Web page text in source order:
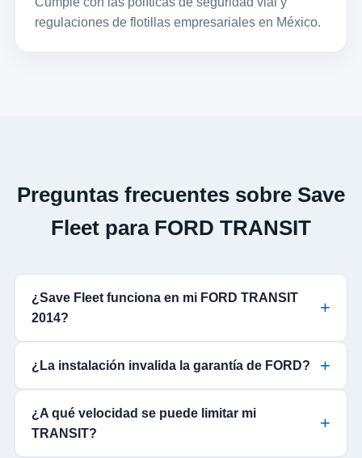
regulaciones de flotillas empresariales en México.
Preguntas frecuentes sobre Save
Fleet para FORD TRANSIT
¿Save Fleet funciona en mi FORD TRANSIT
2014?
¿La instalación invalida la garantía de FORD?
¿A qué velocidad se puede limitar mi
TRANSIT?